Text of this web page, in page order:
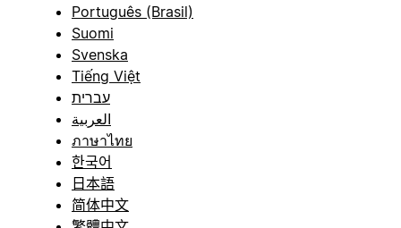
Português (Brasil)
Suomi
Svenska
Tiếng Việt
עברית
العربية
ภาษาไทย
한국어
日本語
简体中文